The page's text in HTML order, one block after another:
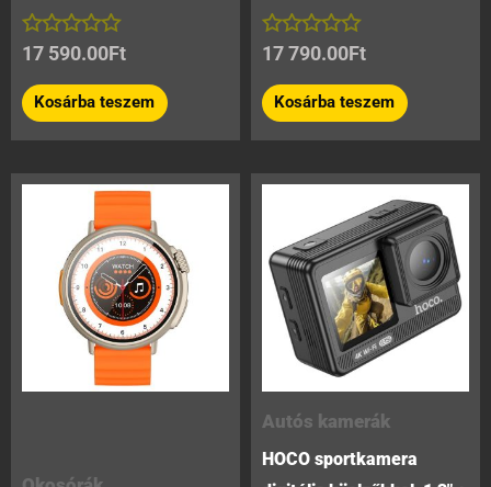
Értékelés:
/
5
17 590.00Ft
Kosárba teszem
Értékelés:
/
5
17 790.00Ft
Kosárba teszem
Autós kamerák
HOCO sportkamera